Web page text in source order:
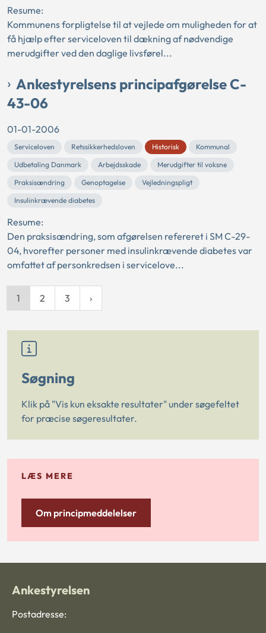
Resume:
Kommunens forpligtelse til at vejlede om muligheden for at
få hjælp efter serviceloven til dækning af nødvendige
merudgifter ved den daglige livsførel...
Ankestyrelsens principafgørelse C-
43-06
01-01-2006
Serviceloven Retssikkerhedsloven Historisk
Kommunal
Udbetaling Danmark
Arbejdsskade
Merudgifter til voksne
Praksisændring
Genoptagelse
Vejledningspligt
Insulinkrævende diabetes
Resume:
Den praksisændring, som afgørelsen refereret i SM C-29-
04, hvorefter personer med insulinkrævende diabetes var
omfattet af personkredsen i servicelove...
1 2 3
Søgning
Klik på "Vis kun eksakte resultater" under søgefeltet
for præcise søgeresultater.
LÆS MERE
Om principmeddelelser
Ankestyrelsen
Postadresse: